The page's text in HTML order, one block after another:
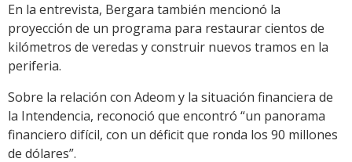
En la entrevista, Bergara también mencionó la
proyección de un programa para restaurar cientos de
kilómetros de veredas y construir nuevos tramos en la
periferia.
Sobre la relación con Adeom y la situación financiera de
la Intendencia, reconoció que encontró “un panorama
financiero difícil, con un déficit que ronda los 90 millones
de dólares”.